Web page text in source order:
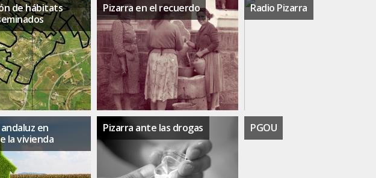
de hábitats
Pizarra en el recuerdo Radio Pizarra
en
la vivienda
Pizarra ante las drogas PGOU